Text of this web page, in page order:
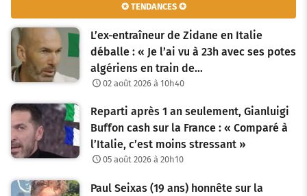
✪ TENDANCES ✪
L’ex-entraîneur de Zidane en Italie
déballe : « Je l’ai vu à 23h avec ses potes
algériens en train de…
02 août 2026 à 10h40
Reparti après 1 an seulement, Gianluigi
Buffon cash sur la France : « Comparé à
l’Italie, c’est moins stressant »
05 août 2026 à 20h10
Paul Seixas (19 ans) honnête sur la